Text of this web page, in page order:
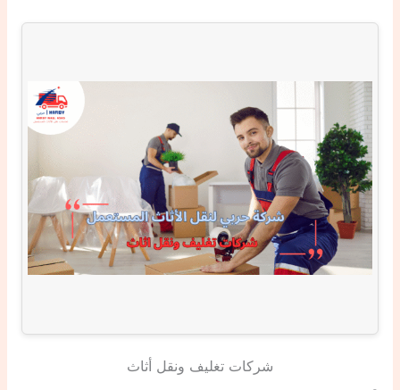
شركات تغليف ونقل أثاث